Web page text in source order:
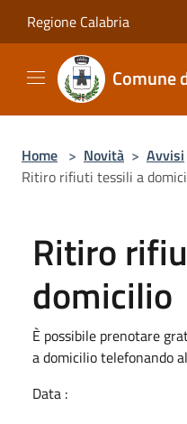
Regione Calabria
Comune
Home > Novità > Avvisi
Ritiro rifiuti tessili a
Ritiro
domicilio
È possibile prenotare
a domicilio telefonando
Data :